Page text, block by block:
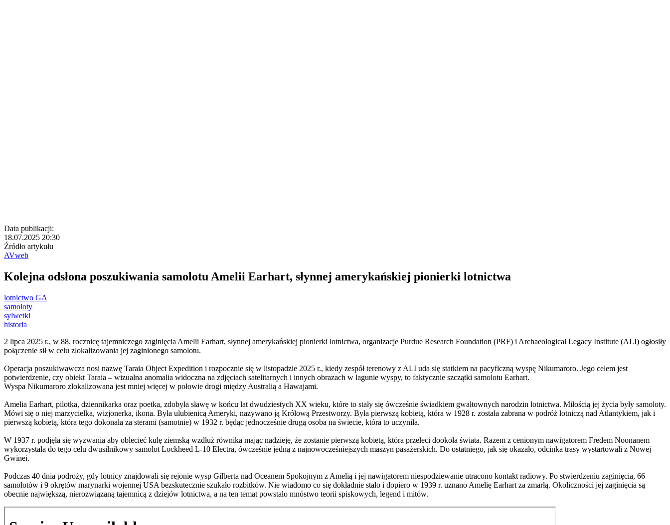
Data publikacji:
18.07.2025 20:30
Źródło artykułu
AVweb
Kolejna odsłona poszukiwania samolotu Amelii Earhart, słynnej amerykańskiej pionierki lotnictwa
lotnictwo GA
samoloty
sylwetki
historia
2 lipca 2025 r., w 88. rocznicę tajemniczego zaginięcia Amelii Earhart, słynnej amerykańskiej pionierki lotnictwa, organizacje Purdue Research Foundation (PRF) i Archaeological Legacy Institute (ALI) ogłosiły
połączenie sił w celu zlokalizowania jej zaginionego samolotu.
Operacja poszukiwawcza nosi nazwę Taraia Object Expedition i rozpocznie się w listopadzie 2025 r., kiedy zespół terenowy z ALI uda się statkiem na pacyficzną wyspę Nikumaroro. Jego celem jest
potwierdzenie, czy obiekt Taraia – wizualna anomalia widoczna na zdjęciach satelitarnych i innych obrazach w lagunie wyspy, to faktycznie szczątki samolotu Earhart.
Wyspa Nikumaroro zlokalizowana jest mniej więcej w połowie drogi między Australią a Hawajami.
Amelia Earhart, pilotka, dziennikarka oraz poetka, zdobyła sławę w końcu lat dwudziestych XX wieku, które to stały się ówcześnie świadkiem gwałtownych narodzin lotnictwa. Miłością jej życia były samoloty.
Mówi się o niej marzycielka, wizjonerka, ikona. Była ulubienicą Ameryki, nazywano ją Królową Przestworzy. Była pierwszą kobietą, która w 1928 r. została zabrana w podróż lotniczą nad Atlantykiem, jak i
pierwszą kobietą, która tego dokonała za sterami (samotnie) w 1932 r. będąc jednocześnie drugą osoba na świecie, która to uczyniła.
W 1937 r. podjęła się wyzwania aby oblecieć kulę ziemską wzdłuż równika mając nadzieję, że zostanie pierwszą kobietą, która przeleci dookoła świata. Razem z cenionym nawigatorem Fredem Noonanem
wykorzystała do tego celu dwusilnikowy samolot Lockheed L-10 Electra, ówcześnie jedną z najnowocześniejszych maszyn pasażerskich. Do ostatniego, jak się okazało, odcinka trasy wystartowali z Nowej
Gwinei.
Podczas 40 dnia podroży, gdy lotnicy znajdowali się rejonie wysp Gilberta nad Oceanem Spokojnym z Amelią i jej nawigatorem niespodziewanie utracono kontakt radiowy. Po stwierdzeniu zaginięcia, 66
samolotów i 9 okrętów marynarki wojennej USA bezskutecznie szukało rozbitków. Nie wiadomo co się dokładnie stało i dopiero w 1939 r. uznano Amelię Earhart za zmarłą. Okoliczności jej zaginięcia są
obecnie największą, nierozwiązaną tajemnicą z dziejów lotnictwa, a na ten temat powstało mnóstwo teorii spiskowych, legend i mitów.